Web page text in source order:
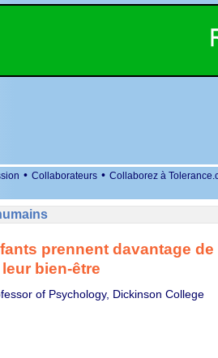
• Collaborateurs • Collaborez à
prennent davantage
bien-être
of Psychology, Dickinson College